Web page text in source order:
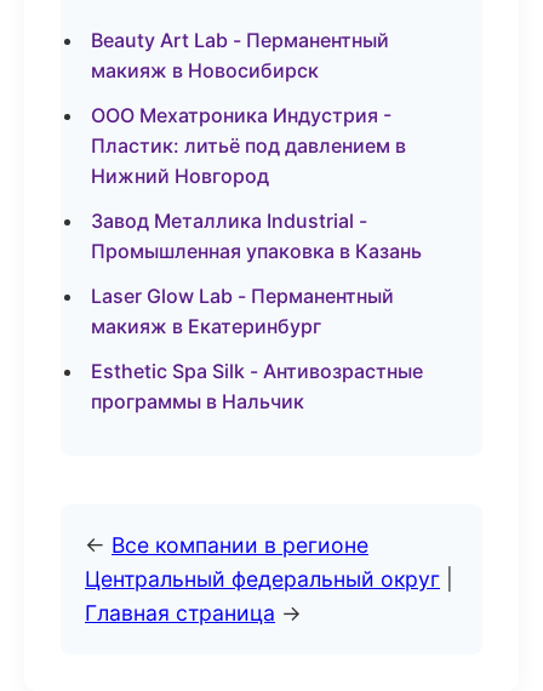
Beauty Art Lab - Перманентный
макияж в Новосибирск
ООО Мехатроника Индустрия -
Пластик: литьё под давлением в
Нижний Новгород
Завод Металлика Industrial -
Промышленная упаковка в Казань
Laser Glow Lab - Перманентный
макияж в Екатеринбург
Esthetic Spa Silk - Антивозрастные
программы в Нальчик
← Все компании в регионе
Центральный федеральный округ
Главная страница →